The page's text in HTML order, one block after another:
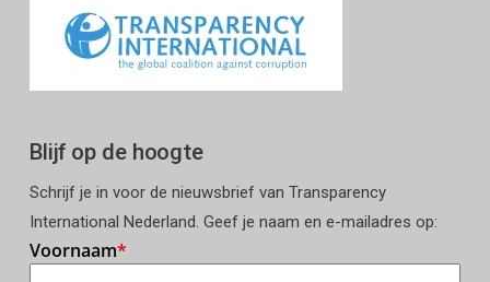
Blijf op de hoogte
Schrijf je in voor de nieuwsbrief van Transparency
International Nederland. Geef je naam en e-mailadres op: